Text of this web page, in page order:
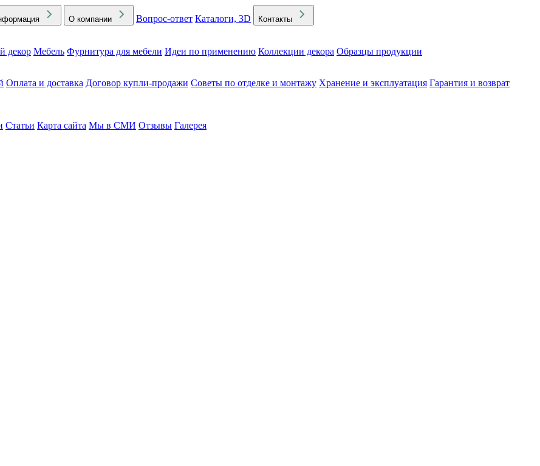
О компании Вопрос-ответ Каталоги, 3D Контакты
декор Мебель Фурнитура для мебели Идеи по применению Коллекции декора Образцы продукции
Оплата и доставка Договор купли-продажи Советы по отделке и монтажу Хранение и эксплуатация Гарантия и возврат
Статьи Карта сайта Мы в СМИ Отзывы Галерея